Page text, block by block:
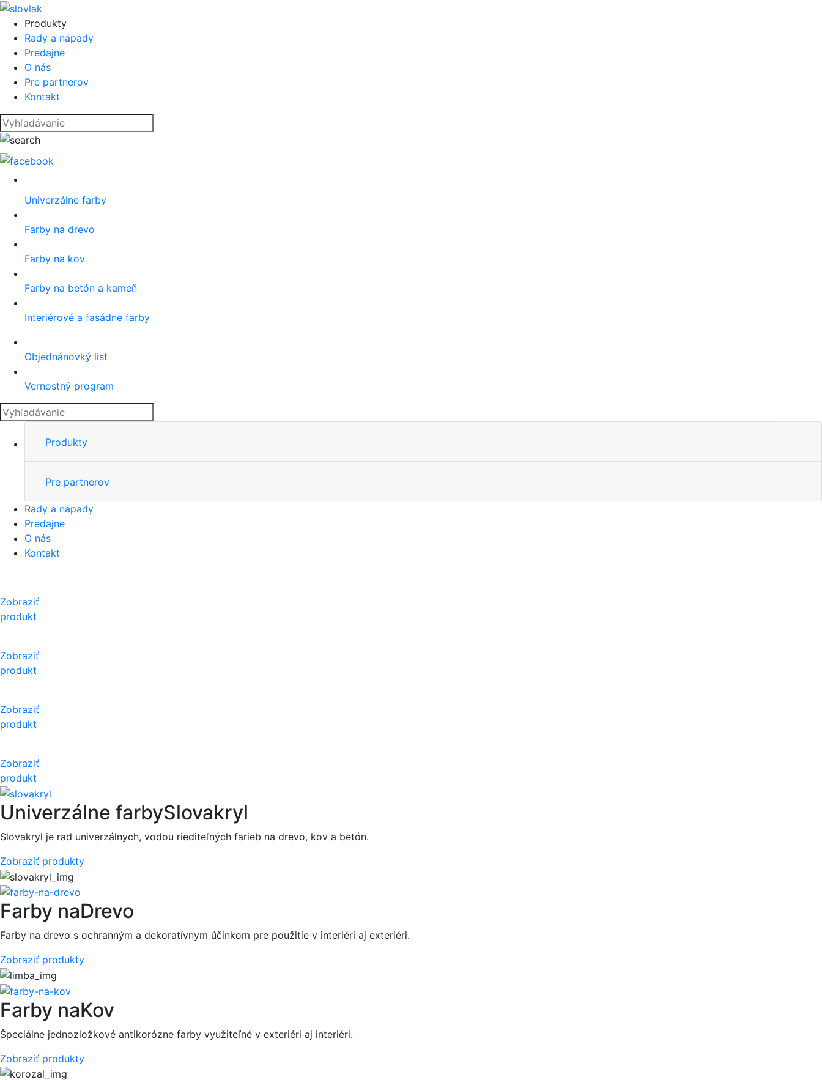
Produkty
Rady a nápady
Predajne
O nás
Pre partnerov
Kontakt
Univerzálne farby
Farby na drevo
Farby na kov
Farby na betón a kameň
Interiérové a fasádne farby
Objednánovký list
Vernostný program
Produkty
Pre partnerov
Rady a nápady
Predajne
O nás
Kontakt
Zobraziť
produkt
Zobraziť
produkt
Zobraziť
produkt
Zobraziť
produkt
Univerzálne farbySlovakryl
Slovakryl je rad univerzálnych, vodou riediteľných farieb na drevo, kov a betón.
Zobraziť produkty
Farby naDrevo
Farby na drevo s ochranným a dekoratívnym účinkom pre použitie v interiéri aj exteriéri.
Zobraziť produkty
Farby naKov
Špeciálne jednozložkové antikorózne farby využiteľné v exteriéri aj interiéri.
Zobraziť produkty